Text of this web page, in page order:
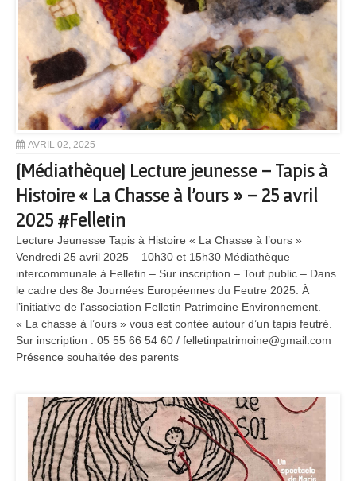
AVRIL 02, 2025
[Médiathèque] Lecture jeunesse – Tapis à
Histoire « La Chasse à l’ours » – 25 avril
2025 #Felletin
Lecture Jeunesse Tapis à Histoire « La Chasse à l’ours »
Vendredi 25 avril 2025 – 10h30 et 15h30 Médiathèque
intercommunale à Felletin – Sur inscription – Tout public – Dans
le cadre des 8e Journées Européennes du Feutre 2025. À
l’initiative de l’association Felletin Patrimoine Environnement.
« La chasse à l’ours » vous est contée autour d’un tapis feutré.
Sur inscription : 05 55 66 54 60 / felletinpatrimoine@gmail.com
Présence souhaitée des parents